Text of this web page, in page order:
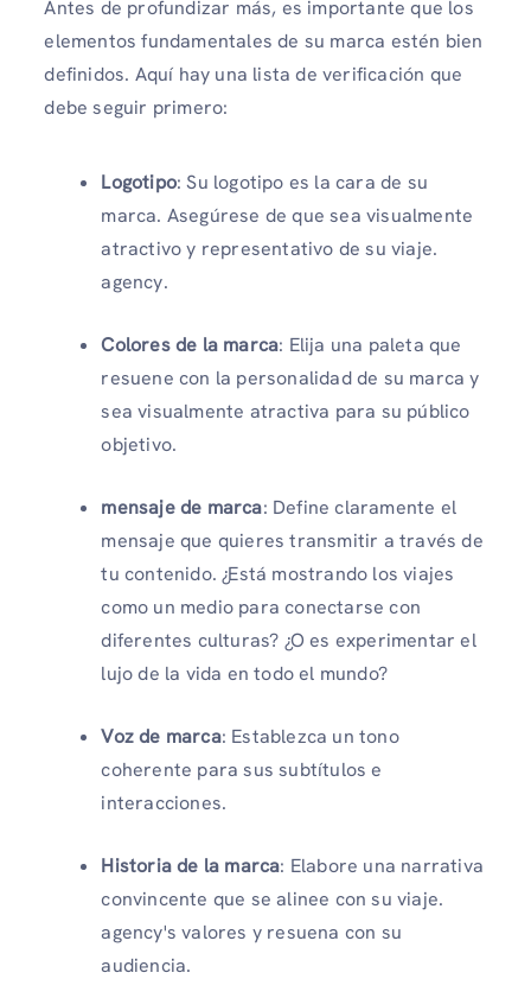
Antes de profundizar más, es importante que los
elementos fundamentales de su marca estén bien
definidos. Aquí hay una lista de verificación que
debe seguir primero:
Logotipo: Su logotipo es la cara de su
marca. Asegúrese de que sea visualmente
atractivo y representativo de su viaje.
agency.
Colores de la marca: Elija una paleta que
resuene con la personalidad de su marca y
sea visualmente atractiva para su público
objetivo.
mensaje de marca: Define claramente el
mensaje que quieres transmitir a través de
tu contenido. ¿Está mostrando los viajes
como un medio para conectarse con
diferentes culturas? ¿O es experimentar el
lujo de la vida en todo el mundo?
Voz de marca: Establezca un tono
coherente para sus subtítulos e
interacciones.
Historia de la marca: Elabore una narrativa
convincente que se alinee con su viaje.
agency's valores y resuena con su
audiencia.